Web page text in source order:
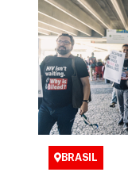
BRASIL